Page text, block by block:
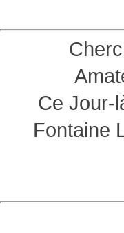
Ce Jour-
Fontaine